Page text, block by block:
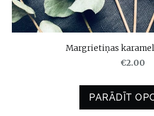
Margrietiņas
€2.00
PARĀDĪT